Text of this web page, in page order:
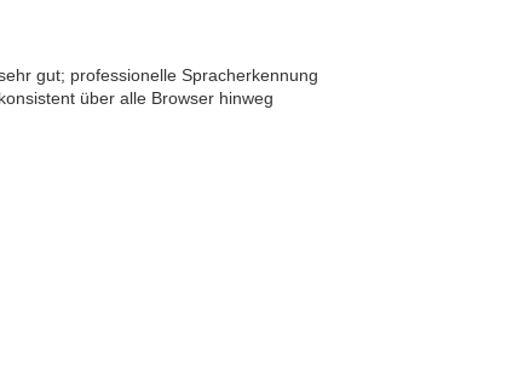
gut; professionelle Spracherkennung
über alle Browser hinweg